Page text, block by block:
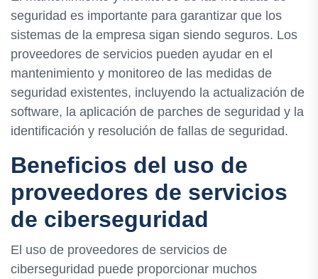
seguridad es importante para garantizar que los
sistemas de la empresa sigan siendo seguros. Los
proveedores de servicios pueden ayudar en el
mantenimiento y monitoreo de las medidas de
seguridad existentes, incluyendo la actualización de
software, la aplicación de parches de seguridad y la
identificación y resolución de fallas de seguridad.
Beneficios del uso de
proveedores de servicios
de ciberseguridad
El uso de proveedores de servicios de
ciberseguridad puede proporcionar muchos